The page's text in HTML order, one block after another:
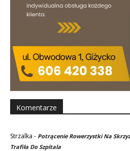
Komentarze
Strzalka - Potrącenie Rowerzystki Na
Trafiła Do Szpitala